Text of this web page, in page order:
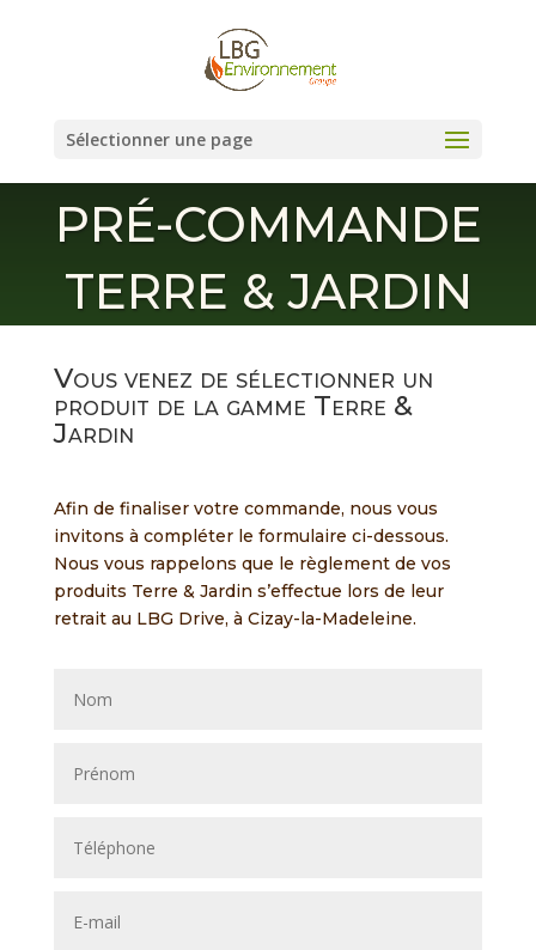
Sélectionner une page
PRÉ-COMMANDE
TERRE & JARDIN
Vous venez de sélectionner un
produit de la gamme Terre &
Jardin
Afin de finaliser votre commande, nous vous
invitons à compléter le formulaire ci-dessous.
Nous vous rappelons que le règlement de vos
produits Terre & Jardin s’effectue lors de leur
retrait au LBG Drive, à Cizay-la-Madeleine.